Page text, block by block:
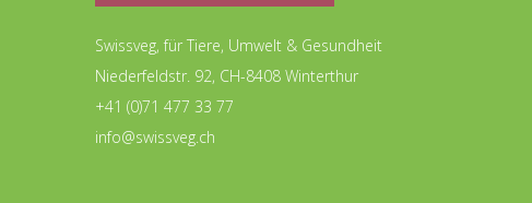
Swissveg, für Tiere, Umwelt & Gesundheit
Niederfeldstr. 92, CH-8408 Winterthur
+41 (0)71 477 33 77
info@swissveg.ch